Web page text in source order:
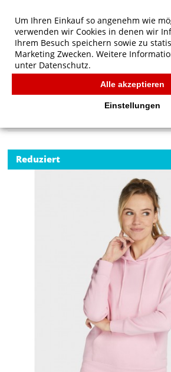
SG Originals Hooded Sweatshirt
Reduziert
Um Ihren Einkauf so angenehm wie
verwenden wir Cookies in denen wir
Ihrem Besuch speichern sowie zu
Marketing Zwecken. Weitere
unter Datenschutz.
Alle akzeptieren
Einstellungen